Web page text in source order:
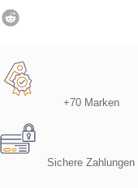
+70 Marken
Sichere Zahlungen